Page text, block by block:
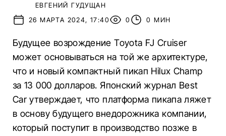
ЕВГЕНИЙ ГУДУЩАН
26 МАРТА 2024, 17:40
0 0 МИН
Будущее возрождение Toyota FJ Cruiser
может основываться на той же архитектуре,
что и новый компактный пикап Hilux Champ
за 13 000 долларов. Японский журнал Best
Car утверждает, что платформа пикапа ляжет
в основу будущего внедорожника компании,
который поступит в производство позже в